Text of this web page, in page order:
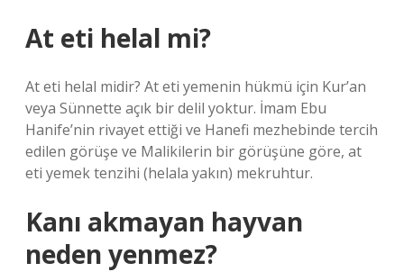
At eti helal mi?
At eti helal midir? At eti yemenin hükmü için Kur’an
veya Sünnette açık bir delil yoktur. İmam Ebu
Hanife’nin rivayet ettiği ve Hanefi mezhebinde tercih
edilen görüşe ve Malikilerin bir görüşüne göre, at
eti yemek tenzihi (helala yakın) mekruhtur.
Kanı akmayan hayvan
neden yenmez?